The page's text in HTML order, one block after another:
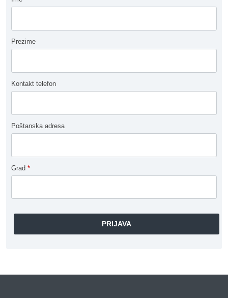
Prezime
Kontakt telefon
Poštanska adresa
Grad *